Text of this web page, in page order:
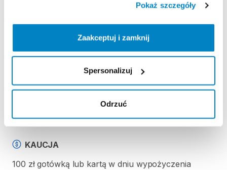
Pokaż szczegóły
Zaakceptuj i zamknij
Spersonalizuj
Odrzuć
Ten sprzęt sportowy wypożyczany jest przez
regulaminem wypożyczeń.
Regulamin wypożyczalni
KAUCJA
100 zł gotówką lub kartą w dniu wypożyczenia